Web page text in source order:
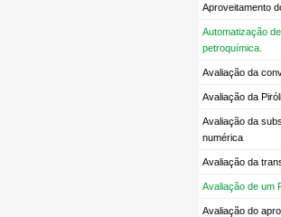
Aproveitamento
Automatização
petroquímica.
Avaliação da
Avaliação da
Avaliação da
numérica
Avaliação da
Avaliação de um
Avaliação do